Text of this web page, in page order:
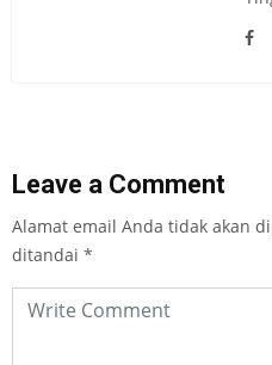
Leave a Comment
Alamat email Anda tidak akan
ditandai *